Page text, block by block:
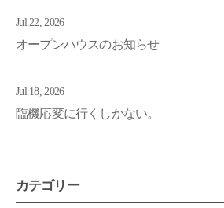
Jul 22, 2026
オープンハウスのお知らせ
Jul 18, 2026
臨機応変に行くしかない。
カテゴリー